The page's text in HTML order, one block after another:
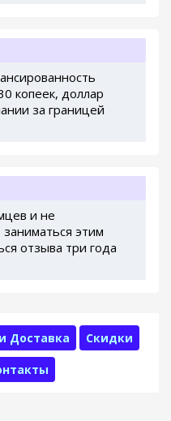
копеек, доллар
за границей
и не
этим
отзыва три года
Доставка Скидки